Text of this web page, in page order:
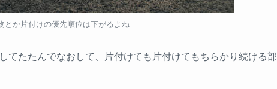
とか片付けの優先順位は下がるよね
てたたんでなおして、片付けても片付けてもちらかり続ける部